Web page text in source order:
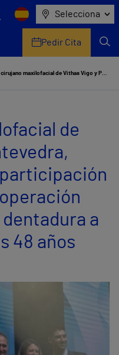
Selecciona
Pedir Cita
Un cirujano maxilofacial de Vithas Vigo y Pontevedra, premiado por su participación en una compleja operación que le devolvió la dentadura a una paciente, tras 48 años
de
a
48 años